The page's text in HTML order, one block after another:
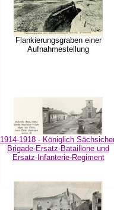
Flankierungsgraben einer
Aufnahmestellung
1914-1918 - Königlich
Brigade-Ersatz-Bataillone und
Ersatz-Infanterie-Regiment